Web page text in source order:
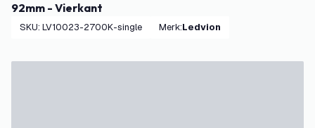
92mm - Vierkant
SKU: LV10023-2700K-single Merk: Ledvion